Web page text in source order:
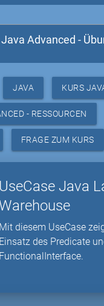
JAVA KURS
- RESSOURCEN
FRAGE ZUM KURS
UseCase Java
Mit diesem UseCase
Einsatz des Predicate
FunctionalInterface.